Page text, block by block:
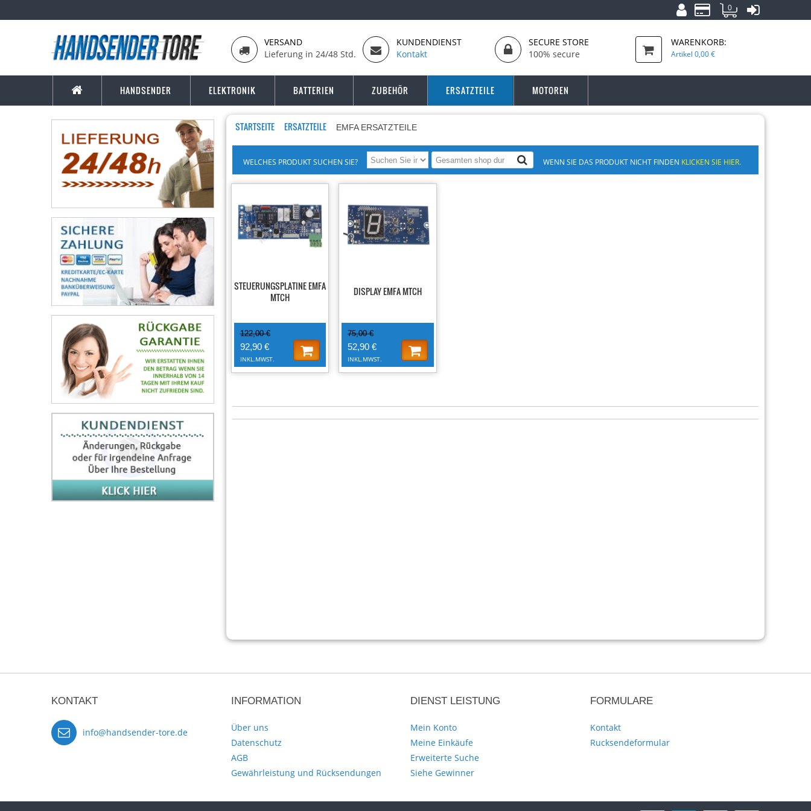
0
VERSAND
Lieferung in 24/48 Std.
KUNDENDIENST
Kontakt
SECURE STORE
100% secure
WARENKORB:
Artikel 0,00 €
HANDSENDER ELEKTRONIK BATTERIEN ZUBEHÖR ERSATZTEILE MOTOREN
STARTSEITE ERSATZTEILE EMFA ERSATZTEILE
WELCHES PRODUKT SUCHEN SIE? WENN SIE DAS PRODUKT NICHT FINDEN KLICKEN SIE HIER.
STEUERUNGSPLATINE EMFA
MTCH
122,00 €
92,90 €
INKL.MWST.
DISPLAY EMFA MTCH
75,00 €
52,90 €
INKL.MWST.
KONTAKT
info@handsender-tore.de
INFORMATION
Über uns
Datenschutz
AGB
Gewährleistung und Rücksendungen
DIENST LEISTUNG
Mein Konto
Meine Einkäufe
Erweiterte Suche
Siehe Gewinner
FORMULARE
Kontakt
Rucksendeformular